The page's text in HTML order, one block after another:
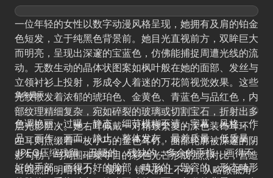
一位年轻的女性以数字动漫风格呈现，她拥有及肩的铂金
色短发，立于纯黑色背景前。她目光直视前方，双眸巨大
而明亮，呈现出深邃的宝蓝色，仿佛能捕捉周遭光线的流
动。无数生动的晶体状图案如枫叶般在她的面部、发丝与
立领衬衫上投射，形成令人着迷的万花筒视觉效果。这些
光纹散发着浓郁的琥珀色、金黄色、青蓝色与品红色，内
部纹理精细复杂，宛如碎裂的玻璃或切割宝石，折射出多
层光影层次。她右耳佩戴一对精致繁复的深色装饰耳环，
左耳则点缀着一枚小巧的金色耳钉。面部轮廓被深邃的阴
影勾勒，与周围璀璨夺目的彩色光芒形成强烈对比，营造
出强烈的明暗张力。 最初，镜头静止不动，从略微低角
负向提示
色调艳丽，过曝，静态，细节模糊不清，字幕，风格，作
品，画作，画面，静止，整体发灰，最差质量，低质量，
JPEG压缩残留，丑陋的，残缺的，多余的手指，画得不
好的手部，画得不好的脸部，畸形的，毁容的，形态畸形